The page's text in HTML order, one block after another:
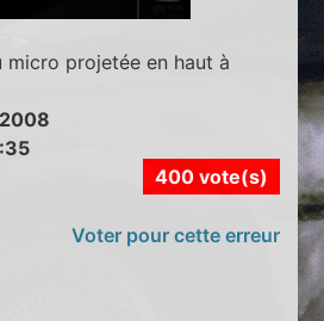
projetée en haut à
400 vote(s)
Voter pour cette erreur